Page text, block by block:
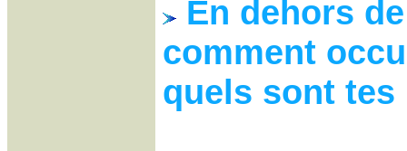
En dehors
comment
quels sont